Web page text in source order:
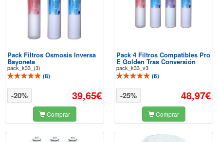
Pack Filtros Osmosis Inversa
Bayoneta
pack_k33_(3)
(8)
39,65€
-20%
Comprar
Pack 4 Filtros Compatibles Pro
E Golden Tras Conversión
pack_k33_v3
(6)
48,97€
-25%
Comprar